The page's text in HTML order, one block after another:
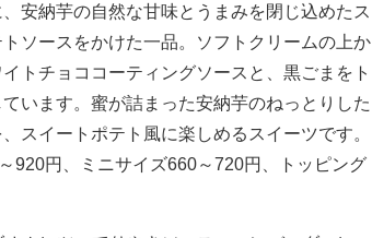
安納芋の自然な甘味とうまみを閉じ込めたス
ソースをかけた一品。ソフトクリームの上か
トチョココーティングソースと、黒ごまをト
います。蜜が詰まった安納芋のねっとりした
スイートポテト風に楽しめるスイーツです。
920円、ミニサイズ660～720円、トッピング